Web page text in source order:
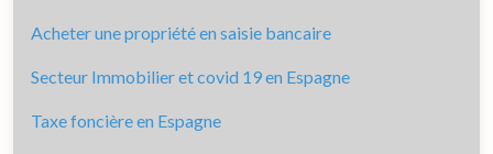
Acheter une propriété en saisie bancaire
Secteur Immobilier et covid 19 en Espagne
Taxe foncière en Espagne